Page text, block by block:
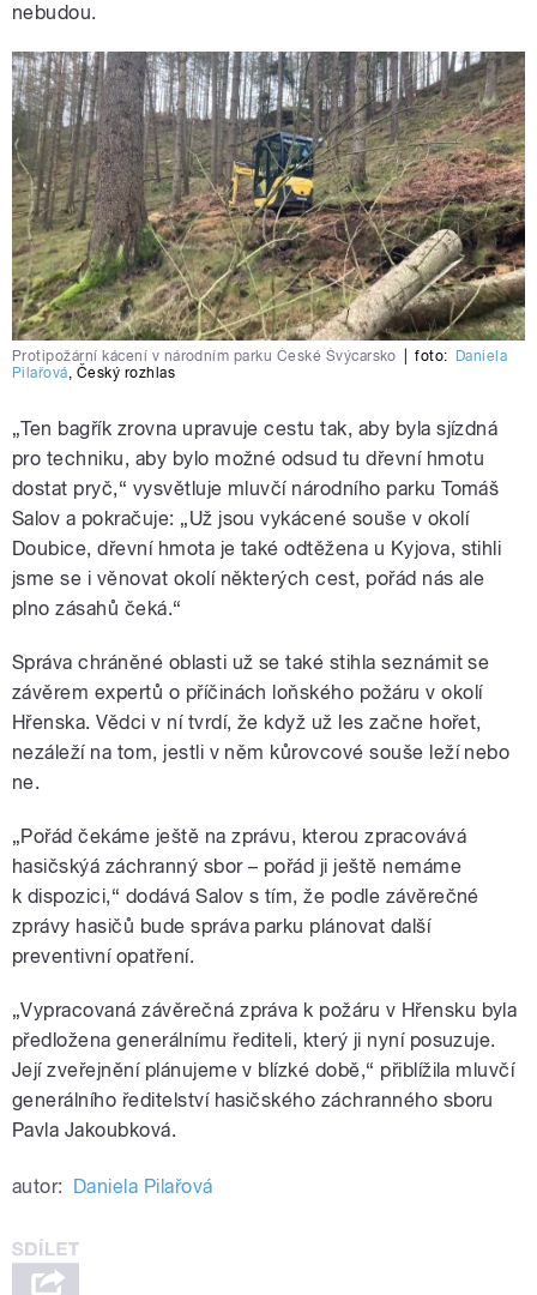
nebudou.
Protipožární kácení v národním parku České Švýcarsko foto: Daniela
Pilařová, Český rozhlas
„Ten bagřík zrovna upravuje cestu tak, aby byla sjízdná
pro techniku, aby bylo možné odsud tu dřevní hmotu
dostat pryč,“ vysvětluje mluvčí národního parku Tomáš
Salov a pokračuje: „Už jsou vykácené souše v okolí
Doubice, dřevní hmota je také odtěžena u Kyjova, stihli
jsme se i věnovat okolí některých cest, pořád nás ale
plno zásahů čeká.“
Správa chráněné oblasti už se také stihla seznámit se
závěrem expertů o příčinách loňského požáru v okolí
Hřenska. Vědci v ní tvrdí, že když už les začne hořet,
nezáleží na tom, jestli v něm kůrovcové souše leží nebo
ne.
„Pořád čekáme ještě na zprávu, kterou zpracovává
hasičskýá záchranný sbor – pořád ji ještě nemáme
k dispozici,“ dodává Salov s tím, že podle závěrečné
zprávy hasičů bude správa parku plánovat další
preventivní opatření.
„Vypracovaná závěrečná zpráva k požáru v Hřensku byla
předložena generálnímu řediteli, který ji nyní posuzuje.
Její zveřejnění plánujeme v blízké době,“ přiblížila mluvčí
generálního ředitelství hasičského záchranného sboru
Pavla Jakoubková.
autor: Daniela Pilařová